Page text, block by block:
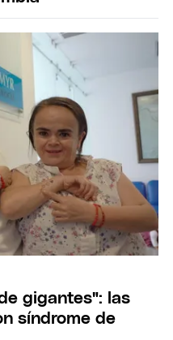
gigantes": las
síndrome de